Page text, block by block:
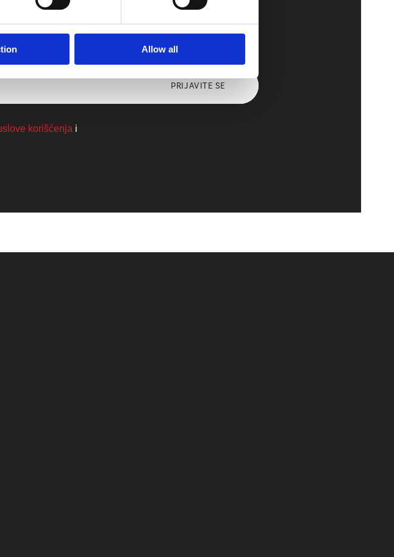
Allow all
sveta!
PRIJAVITE SE
korišćenja i